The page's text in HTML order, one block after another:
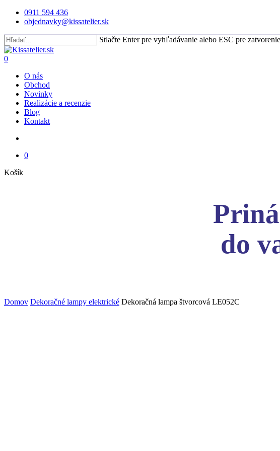
Skip
content
0911 594 436
objednavky@kissatelier.sk
Stlačte Enter pre vyhľadávanie alebo ESC pre zatvorenie
Close
Search
search
0
O nás
Obchod
Novinky
Realizácie a recenzie
Blog
Kontakt
0
KošíkClose
do
Domov Dekoračné lampy elektrické Dekoračná lampa štvorcová LE052C